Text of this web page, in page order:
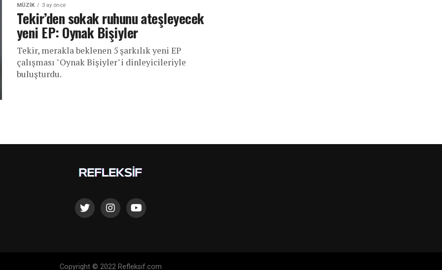
MÜZIK 3 ay önce
Tekir’den sokak ruhunu ateşleyecek
yeni EP: Oynak Bişiyler
Tekir, merakla beklenen 5 şarkılık yeni EP
çalışması "Oynak Bişiyler"i dinleyicileriyle
buluşturdu.
Copyright © 2022 Refleksif.com